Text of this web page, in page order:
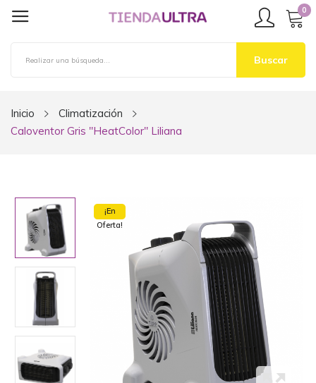
0
Buscar
Inicio
Climatización
Caloventor Gris "HeatColor" Liliana
¡En
Oferta!